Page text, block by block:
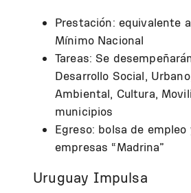
Prestación: equivalente
Mínimo Nacional
Tareas: Se
Desarrollo Social,
Ambiental, Cultura,
municipios
Egreso: bolsa de
empresas “Madrina”
Uruguay Impulsa